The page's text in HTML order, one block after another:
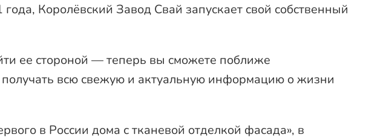
Королёвский Завод Свай запускает свой собственный
ее стороной — теперь вы сможете поближе
всю свежую и актуальную информацию о жизни
в России дома с тканевой отделкой фасада», в